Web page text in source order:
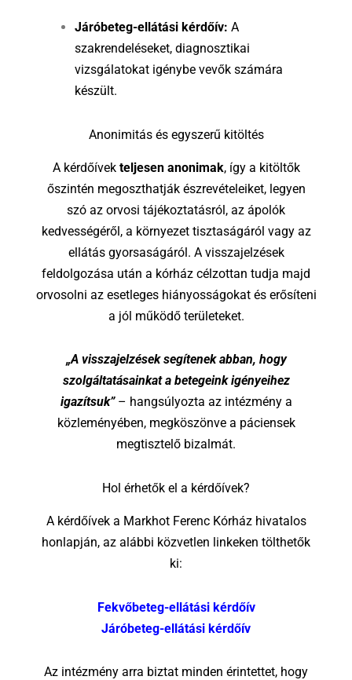
Járóbeteg-ellátási kérdőív: A
szakrendeléseket, diagnosztikai
vizsgálatokat igénybe vevők számára
készült.
Anonimitás és egyszerű kitöltés
A kérdőívek teljesen anonimak, így a kitöltők
őszintén megoszthatják észrevételeiket, legyen
szó az orvosi tájékoztatásról, az ápolók
kedvességéről, a környezet tisztaságáról vagy az
ellátás gyorsaságáról. A visszajelzések
feldolgozása után a kórház célzottan tudja majd
orvosolni az esetleges hiányosságokat és erősíteni
a jól működő területeket.
„A visszajelzések segítenek abban, hogy
szolgáltatásainkat a betegeink igényeihez
igazítsuk”– hangsúlyozta az intézmény a
közleményében, megköszönve a páciensek
megtisztelő bizalmát.
Hol érhetők el a kérdőívek?
A kérdőívek a Markhot Ferenc Kórház hivatalos
honlapján, az alábbi közvetlen linkeken tölthetők
ki:
Fekvőbeteg-ellátási kérdőív
Járóbeteg-ellátási kérdőív
Az intézmény arra biztat minden érintettet, hogy